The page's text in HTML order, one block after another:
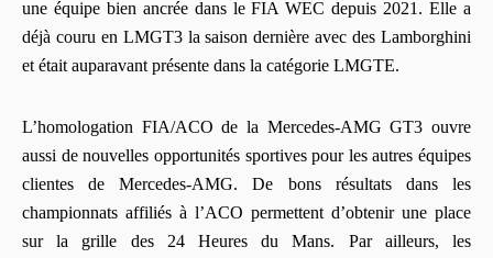
une équipe bien ancrée dans le FIA WEC depuis 2021. Elle a
déjà couru en LMGT3 la saison dernière avec des Lamborghini
et était auparavant présente dans la catégorie LMGTE.
L’homologation FIA/ACO de la Mercedes-AMG GT3 ouvre
aussi de nouvelles opportunités sportives pour les autres équipes
clientes de Mercedes-AMG. De bons résultats dans les
championnats affiliés à l’ACO permettent d’obtenir une place
sur la grille des 24 Heures du Mans. Par ailleurs, les